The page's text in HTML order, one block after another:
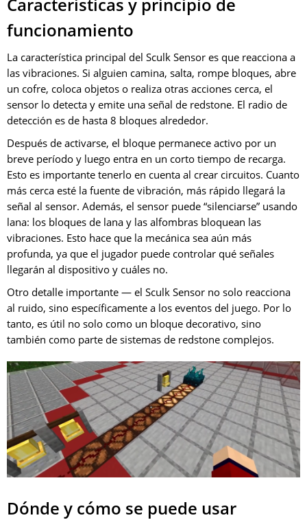
Características y principio de
funcionamiento
La característica principal del Sculk Sensor es que reacciona a
las vibraciones. Si alguien camina, salta, rompe bloques, abre
un cofre, coloca objetos o realiza otras acciones cerca, el
sensor lo detecta y emite una señal de redstone. El radio de
detección es de hasta 8 bloques alrededor.
Después de activarse, el bloque permanece activo por un
breve período y luego entra en un corto tiempo de recarga.
Esto es importante tenerlo en cuenta al crear circuitos. Cuanto
más cerca esté la fuente de vibración, más rápido llegará la
señal al sensor. Además, el sensor puede “silenciarse” usando
lana: los bloques de lana y las alfombras bloquean las
vibraciones. Esto hace que la mecánica sea aún más
profunda, ya que el jugador puede controlar qué señales
llegarán al dispositivo y cuáles no.
Otro detalle importante — el Sculk Sensor no solo reacciona
al ruido, sino específicamente a los eventos del juego. Por lo
tanto, es útil no solo como un bloque decorativo, sino
también como parte de sistemas de redstone complejos.
Dónde y cómo se puede usar